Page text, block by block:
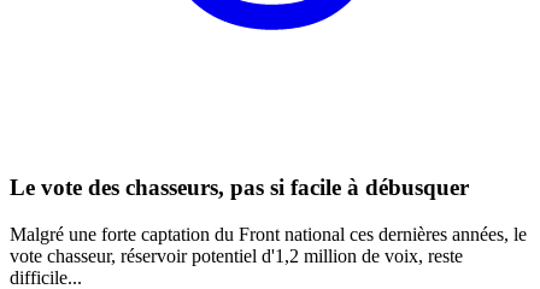
Le vote des chasseurs, pas si facile à débusquer
Malgré une forte captation du Front national ces dernières années, le
vote chasseur, réservoir potentiel d'1,2 million de voix, reste
difficile...